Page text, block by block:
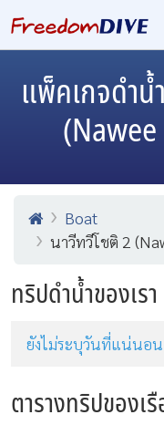
แพ็คเกจดำน้
Boat
นาวีทวีโชติ 2
ทริปดำน้ำของเรา
ยังไม่ระบุวันที่แน่นอ
ตารางทริปของเ